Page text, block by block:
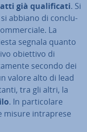
già qua­li­fi­ca­ti. Si
abbiano di con­clu­
La
segnala quanto
obiettivo di
secondo dei
valore alto di lead
tra gli altri, la
. In par­ti­co­la­re
misure in­tra­pre­se